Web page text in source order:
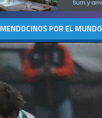
MENDOCINOS POR EL MUNDO